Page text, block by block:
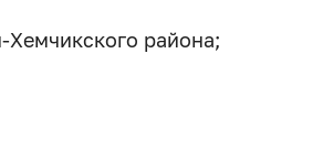
Хемчикского района;